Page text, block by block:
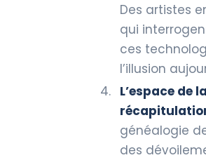
Des artistes
qui
ces
l’illusion
L’espace de la
généalogie
des